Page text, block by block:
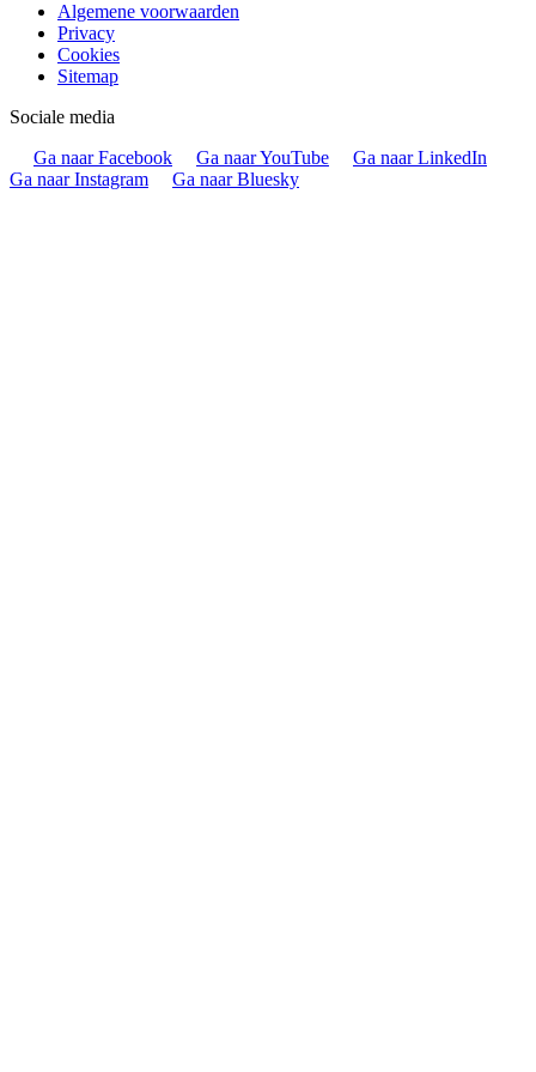
Algemene voorwaarden
Privacy
Cookies
Sitemap
Sociale media
Ga naar Facebook
Ga naar YouTube
Ga naar LinkedIn
Ga naar Instagram
Ga naar Bluesky